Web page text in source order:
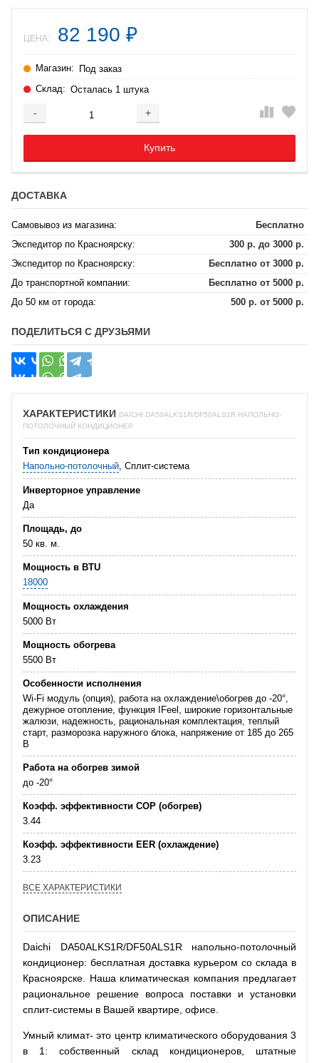
ЦЕНА: 82 190 ₽
Магазин: Под заказ
Склад: Осталась 1 штука
- +
Добавляется...
Купить
Добавлен
ДОСТАВКА
Самовывоз из магазина:
Бесплатно
Экспедитор по Красноярску:
300 р. до 3000 р.
Экспедитор по Красноярску:
Бесплатно от 3000 р.
До транспортной компании:
Бесплатно от 5000 р.
До 50 км от города:
500 р. от 5000 р.
ПОДЕЛИТЬСЯ С ДРУЗЬЯМИ
ХАРАКТЕРИСТИКИ DAICHI DA50ALKS1R/DF50ALS1R НАПОЛЬНО-
ПОТОЛОЧНЫЙ КОНДИЦИОНЕР
Тип кондиционера
Напольно-потолочный , Сплит-система
Инверторное управление
Да
Площадь, до
50 кв. м.
Мощность в BTU
18000
Мощность охлаждения
5000 Вт
Мощность обогрева
5500 Вт
Особенности исполнения
Wi-Fi модуль (опция), работа на охлаждение\обогрев до -20°,
дежурное отопление, функция IFeel, широкие горизонтальные
жалюзи, надежность, рациональная комплектация, теплый
старт, разморозка наружного блока, напряжение от 185 до 265
В
Работа на обогрев зимой
до -20°
Коэфф. эффективности COP (обогрев)
3.44
Коэфф. эффективности EER (охлаждение)
3.23
ВСЕ ХАРАКТЕРИСТИКИ
ОПИСАНИЕ
Daichi DA50ALKS1R/DF50ALS1R напольно-потолочный
кондиционер: бесплатная доставка курьером со склада в
Красноярске. Наша климатическая компания предлагает
рациональное решение вопроса поставки и установки
сплит-системы в Вашей квартире, офисе.
Умный климат- это центр климатического оборудования 3
в 1: собственный склад кондиционеров, штатные